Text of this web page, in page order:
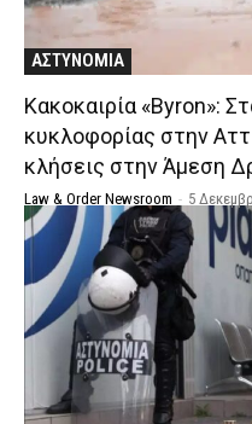
ΑΣΤΥΝΟΜΙΑ
Κακοκαιρία «Byron»:
κυκλοφορίας στην
κλήσεις στην Άμεση
Law & Order Newsroom - 5